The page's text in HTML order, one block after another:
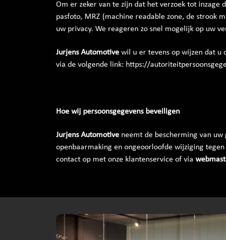
Om er zeker van te zijn dat het verzoek tot inzage
pasfoto, MRZ (machine readable zone, de strook
uw privacy. We reageren zo snel mogelijk op uw
Jurjens Automotivewil u er tevens op wijzen dat u
via de volgende link: https://
Hoe wij persoonsgegevens beveiligen
Jurjens Automotiveneemt de bescherming van uw
openbaarmaking en ongeoorloofde wijziging
contact op met onze klantenservice of via